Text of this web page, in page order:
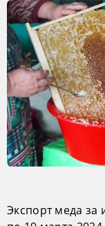
Экспорт меда за